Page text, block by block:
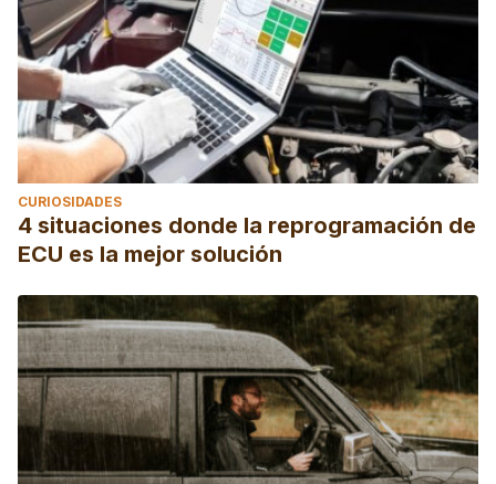
CURIOSIDADES
4 situaciones donde la reprogramación de
ECU es la mejor solución